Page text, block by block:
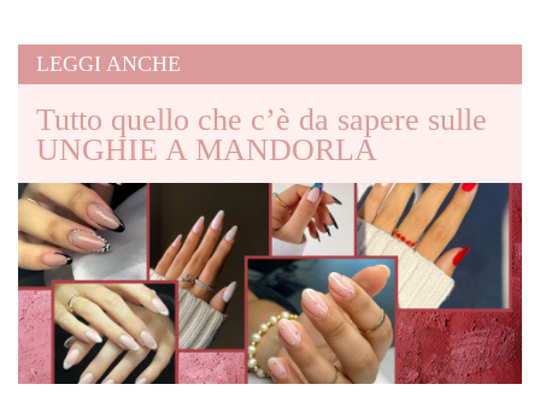
LEGGI ANCHE
Tutto quello che c’è da sapere sulle
UNGHIE A MANDORLA